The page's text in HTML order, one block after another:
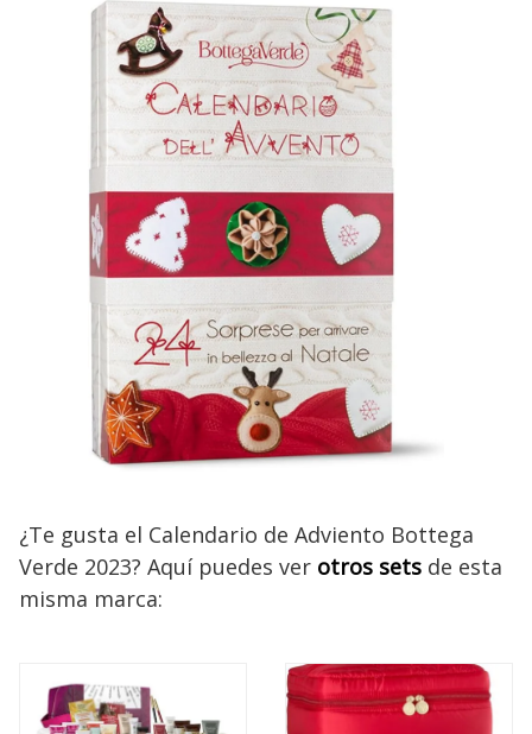
¿Te gusta el Calendario de Adviento Bottega
Verde 2023? Aquí puedes ver otros sets de esta
misma marca: